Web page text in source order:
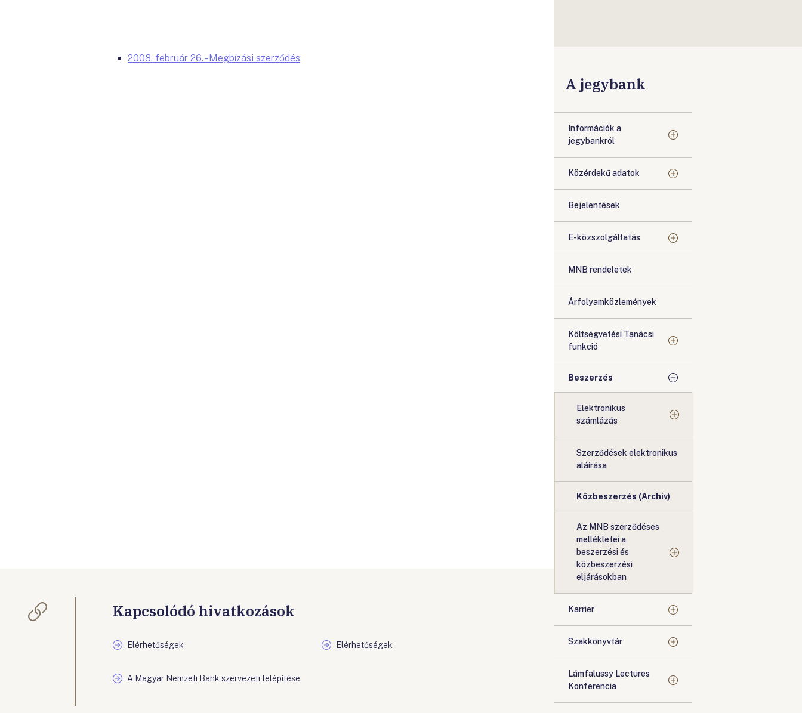
2008. február 26. - Megbízási szerződés
Kapcsolódó hivatkozások
Elérhetőségek Elérhetőségek
A Magyar Nemzeti Bank szervezeti felépítése
A jegybank
Információk a
jegybankról
Közérdekű adatok
Bejelentések
E-közszolgáltatás
MNB rendeletek
Árfolyamközlemények
Költségvetési Tanácsi
funkció
Beszerzés
Elektronikus
számlázás
Szerződések elektronikus
aláírása
Közbeszerzés (Archív)
Az MNB szerződéses
mellékletei a
beszerzési és
közbeszerzési
eljárásokban
Karrier
Szakkönyvtár
Lámfalussy Lectures
Konferencia